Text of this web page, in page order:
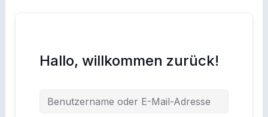
Hallo, willkommen zurück!